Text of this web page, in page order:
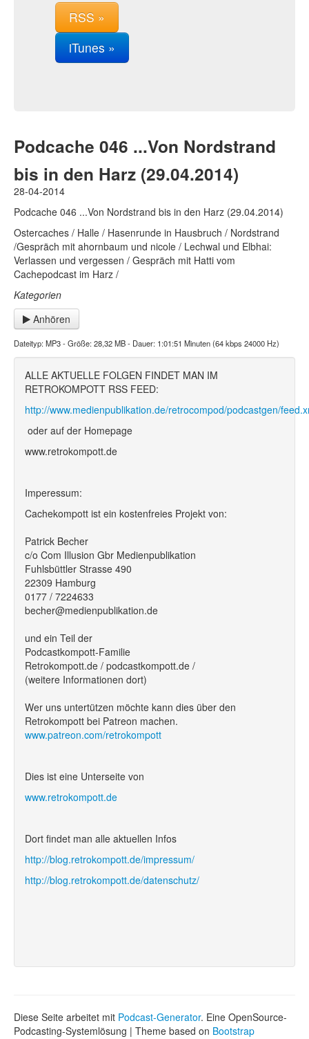
RSS »
iTunes »
Podcache 046 ...Von Nordstrand
bis in den Harz (29.04.2014)
28-04-2014
Podcache 046 ...Von Nordstrand bis in den Harz (29.04.2014)
Ostercaches / Halle / Hasenrunde in Hausbruch / Nordstrand
/Gespräch mit ahornbaum und nicole / Lechwal und Elbhai:
Verlassen und vergessen / Gespräch mit Hatti vom
Cachepodcast im Harz /
Kategorien
Anhören
Dateityp: MP3 - Größe: 28,32 MB - Dauer: 1:01:51 Minuten (64 kbps 24000 Hz)
ALLE AKTUELLE FOLGEN FINDET MAN IM
RETROKOMPOTT RSS FEED:
http://www.medienpublikation.de/retrocompod/podcastgen/
oder auf der Homepage
www.retrokompott.de
Imperessum:
Cachekompott ist ein kostenfreies Projekt von:
Patrick Becher
c/o Com Illusion Gbr Medienpublikation
Fuhlsbüttler Strasse 490
22309 Hamburg
0177 / 7224633
becher@medienpublikation.de
und ein Teil der
Podcastkompott-Familie
Retrokompott.de / podcastkompott.de /
(weitere Informationen dort)
Wer uns untertützen möchte kann dies über den
Retrokompott bei Patreon machen.
www.patreon.com/retrokompott
Dies ist eine Unterseite von
www.retrokompott.de
Dort findet man alle aktuellen Infos
http://blog.retrokompott.de/impressum/
http://blog.retrokompott.de/datenschutz/
Diese Seite arbeitet mit Podcast-Generator. Eine OpenSource-
Podcasting-Systemlösung | Theme based on Bootstrap